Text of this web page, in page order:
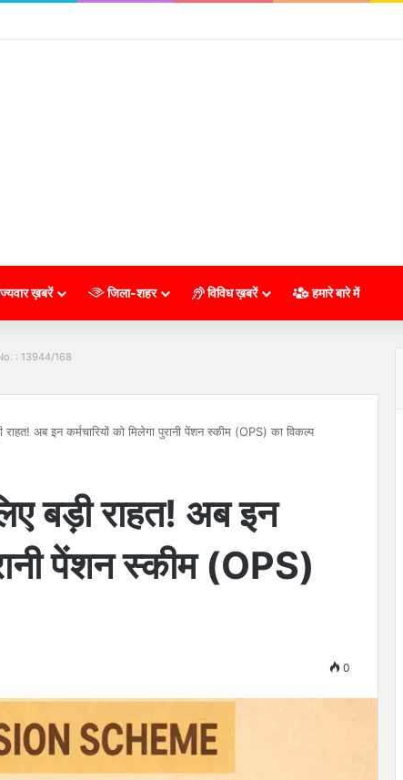
ख़बरें जिला-शहर विविध ख़बरें हमारे बारे में
: 13944/168
राहत! अब इन कर्मचारियों को मिलेगा पुरानी पेंशन स्कीम (OPS) का विकल्प
बड़ी राहत! अब इन
पेंशन स्कीम (OPS)
0